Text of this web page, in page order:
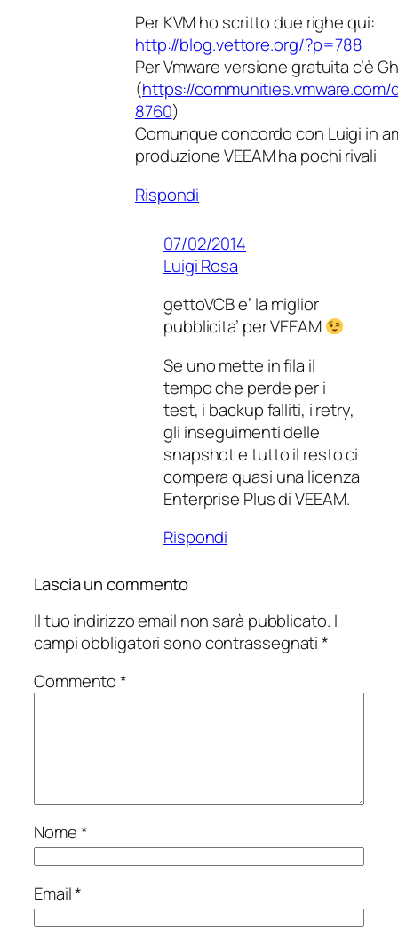
Per KVM ho scritto due righe qui:
http://blog.vettore.org/?p=788
Per Vmware versione gratuita c’è
(https://communities.vmware.com/
8760)
Comunque concordo con Luigi in
produzione VEEAM ha pochi rivali
Rispondi
07/02/2014
Luigi Rosa
gettoVCB e’ la miglior
pubblicita’ per VEEAM
Se uno mette in fila il
tempo che perde per i
test, i backup falliti, i retry,
gli inseguimenti delle
snapshot e tutto il resto ci
compera quasi una licenza
Enterprise Plus di VEEAM.
Rispondi
Lascia un commento
Il tuo indirizzo email non sarà pubblicato. I
campi obbligatori sono contrassegnati*
Commento*
Nome*
Email*